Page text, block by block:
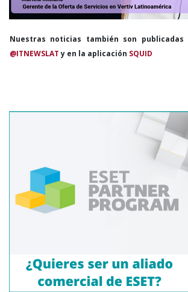
Nuestras noticias también son
@ITNEWSLATy en la aplicación SQUID